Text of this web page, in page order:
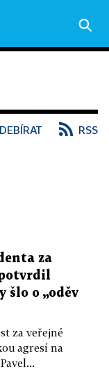
RSS
za
šlo o „oděv
za veřejné
agresí na